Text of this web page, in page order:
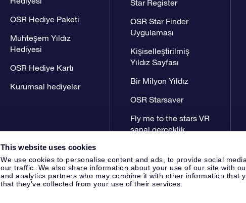
This website uses cookies
We use cookies to personalise content and ads, to provide social
our traffic. We also share information about your use of our site with
and analytics partners who may combine it with other information that
that they’ve collected from your use of their services.
OSR Hediye Paketi
Muhteşem Yıldız
Hediyesi
OSR Hediye Kartı
Kurumsal hediyeler
Star Register
OSR Star Finder
Uygulaması
Kişiselleştirilmiş
Yıldız Sayfası
Bir Milyon Yıldız
OSR Starsaver
Fly me to the stars VR
sanal gerçeklik